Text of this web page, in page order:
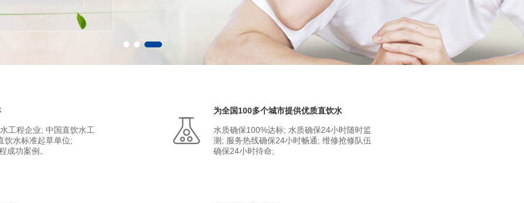
工程企业; 中国直饮水工
饮水标准起草单位;
成功案例。
为全国100多个城市提供优质直饮水
水质确保100%达标; 水质确保24小时随时监
测; 服务热线确保24小时畅通; 维修抢修队伍
确保24小时待命;